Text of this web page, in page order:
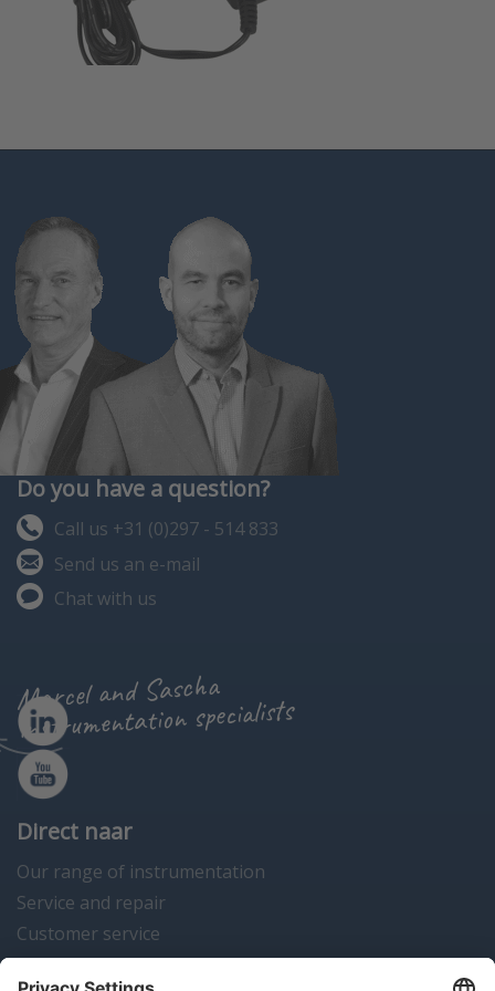
Do you have a question?
Call us +31 (0)297 - 514 833
Send us an e-mail
Chat with us
Marcel and Sascha
instrumentation specialists
Direct naar
Our range of instrumentation
Service and repair
Customer service
Instrumentation news